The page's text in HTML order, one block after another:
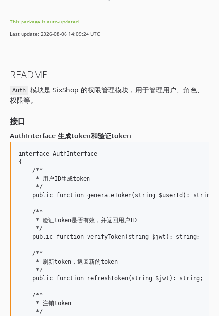
This package is auto-updated.
Last update: 2026-08-06 14:09:24 UTC
README
Auth
模块是 SixShop 的权限管理模块，用于管理用户、角色、
权限等。
接口
AuthInterface 生成token和验证token
interface AuthInterface
{
    /**
     * 用户ID生成token
     */
    public function generateToken(string $userId): string;
    /**
     * 验证token是否有效，并返回用户ID
     */
    public function verifyToken(string $jwt): string;
    /**
     * 刷新token，返回新的token
     */
    public function refreshToken(string $jwt): string;
    /**
     * 注销token
     */